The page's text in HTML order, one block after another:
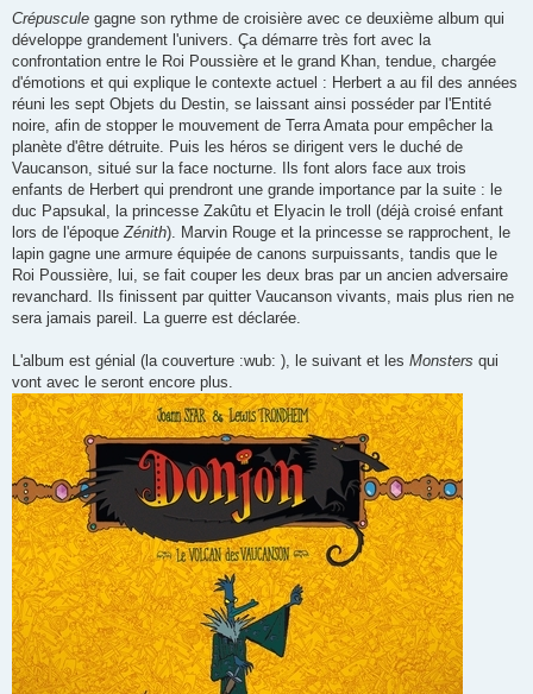
Crépuscule gagne son rythme de croisière avec ce deuxième album qui
développe grandement l'univers. Ça démarre très fort avec la
confrontation entre le Roi Poussière et le grand Khan, tendue, chargée
d'émotions et qui explique le contexte actuel : Herbert a au fil des années
réuni les sept Objets du Destin, se laissant ainsi posséder par l'Entité
noire, afin de stopper le mouvement de Terra Amata pour empêcher la
planète d'être détruite. Puis les héros se dirigent vers le duché de
Vaucanson, situé sur la face nocturne. Ils font alors face aux trois
enfants de Herbert qui prendront une grande importance par la suite : le
duc Papsukal, la princesse Zakûtu et Elyacin le troll (déjà croisé enfant
lors de l'époque Zénith). Marvin Rouge et la princesse se rapprochent, le
lapin gagne une armure équipée de canons surpuissants, tandis que le
Roi Poussière, lui, se fait couper les deux bras par un ancien adversaire
revanchard. Ils finissent par quitter Vaucanson vivants, mais plus rien ne
sera jamais pareil. La guerre est déclarée.
L'album est génial (la couverture :wub: ), le suivant et les Monsters qui
vont avec le seront encore plus.